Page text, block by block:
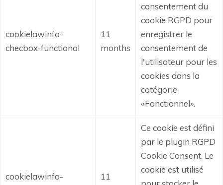
cookielawinfo-
checbox-functional
11
months
consentement du
cookie RGPD pour
enregistrer le
consentement de
l'utilisateur pour les
cookies dans la
catégorie
«Fonctionnel».
cookielawinfo-
11
Ce cookie est défini
par le plugin RGPD
Cookie Consent. Le
cookie est utilisé